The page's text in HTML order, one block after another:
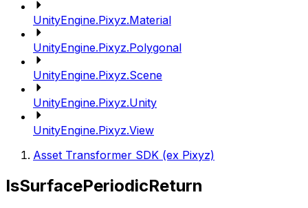
UnityEngine.Pixyz.Material
UnityEngine.Pixyz.Polygonal
UnityEngine.Pixyz.Scene
UnityEngine.Pixyz.Unity
UnityEngine.Pixyz.View
Asset Transformer SDK (ex Pixyz)
IsSurfacePeriodicReturn